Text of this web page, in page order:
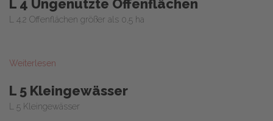
L 4 Ungenutzte Offenflächen
L 4.2 Offenflächen größer als 0,5 ha
Weiterlesen
L 5 Kleingewässer
L 5 Kleingewässer